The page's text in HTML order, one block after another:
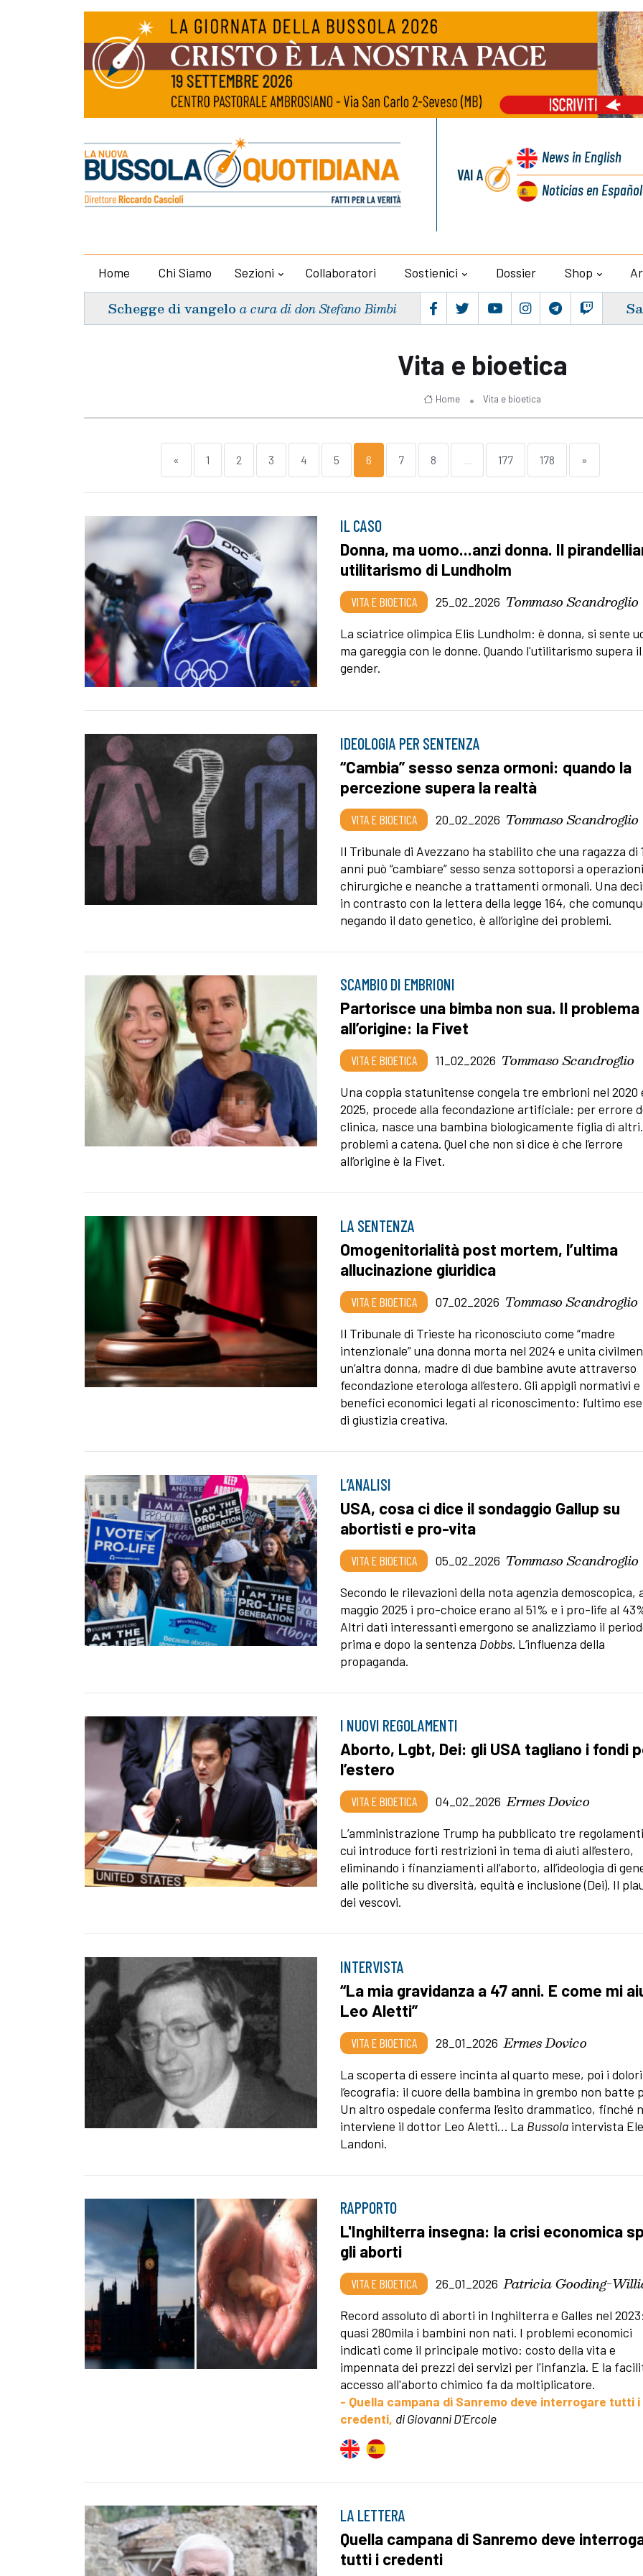
VAI A
Newsin English
Noticiasen Español
Home Chi Siamo Sezioni Collaboratori Sostienici Dossier Shop
Schegge di vangelo a cura di don Stefano Bimbi
Vita e bioetica
Home Vita e bioetica
« 1 2 3 4 5 6 7 8 ... 177 178 »
IL CASO
Donna, ma uomo...anzi donna. Il
utilitarismo di Lundholm
VITA E BIOETICA 25_02_2026 Tommaso Scandroglio
La sciatrice olimpica Elis Lundholm: è donna, si sente
ma gareggia con le donne. Quando l'utilitarismo supera il
gender.
IDEOLOGIA PER SENTENZA
“Cambia” sesso senza ormoni: quando la
percezione supera la realtà
VITA E BIOETICA 20_02_2026 Tommaso Scandroglio
Il Tribunale di Avezzano ha stabilito che una ragazza di
anni può “cambiare” sesso senza sottoporsi a operazioni
chirurgiche e neanche a trattamenti ormonali. Una
in contrasto con la lettera della legge 164, che
negando il dato genetico, è all’origine dei problemi.
SCAMBIO DI EMBRIONI
Partorisce una bimba non sua. Il problema
all’origine: la Fivet
VITA E BIOETICA 11_02_2026 Tommaso Scandroglio
Una coppia statunitense congela tre embrioni nel 2020
2025, procede alla fecondazione artificiale: per errore
clinica, nasce una bambina biologicamente figlia di
problemi a catena. Quel che non si dice è che l’errore
all’origine è la Fivet.
LA SENTENZA
Omogenitorialità post mortem, l’ultima
allucinazione giuridica
VITA E BIOETICA 07_02_2026 Tommaso Scandroglio
Il Tribunale di Trieste ha riconosciuto come “madre
intenzionale” una donna morta nel 2024 e unita
un’altra donna, madre di due bambine avute attraverso
fecondazione eterologa all’estero. Gli appigli normativi e
benefici economici legati al riconoscimento: l’ultimo
di giustizia creativa.
L’ANALISI
USA, cosa ci dice il sondaggio Gallup su
abortisti e pro-vita
VITA E BIOETICA 05_02_2026 Tommaso Scandroglio
Secondo le rilevazioni della nota agenzia demoscopica,
maggio 2025 i pro-choice erano al 51% e i pro-life al
Altri dati interessanti emergono se analizziamo il
prima e dopo la sentenza Dobbs. L’influenza della
propaganda.
I NUOVI REGOLAMENTI
Aborto, Lgbt, Dei: gli USA tagliano i fondi
l’estero
VITA E BIOETICA 04_02_2026 Ermes Dovico
L’amministrazione Trump ha pubblicato tre
cui introduce forti restrizioni in tema di aiuti all’estero,
eliminando i finanziamenti all’aborto, all’ideologia di
alle politiche su diversità, equità e inclusione (Dei). Il
dei vescovi.
INTERVISTA
“La mia gravidanza a 47 anni. E come mi
Leo Aletti”
VITA E BIOETICA 28_01_2026 Ermes Dovico
La scoperta di essere incinta al quarto mese, poi i
l’ecografia: il cuore della bambina in grembo non batte
Un altro ospedale conferma l’esito drammatico, finché
interviene il dottor Leo Aletti… La Bussola intervista
Landoni.
RAPPORTO
L'Inghilterra insegna: la crisi economica
gli aborti
VITA E BIOETICA 26_01_2026 Patricia Gooding-
Record assoluto di aborti in Inghilterra e Galles nel 2023:
quasi 280mila i bambini non nati. I problemi economici
indicati come il principale motivo: costo della vita e
impennata dei prezzi dei servizi per l'infanzia. E la
accesso all'aborto chimico fa da moltiplicatore.
- Quella campana di Sanremo deve interrogare tutti i
credenti, di Giovanni D'Ercole
LA LETTERA
Quella campana di Sanremo deve
tutti i credenti